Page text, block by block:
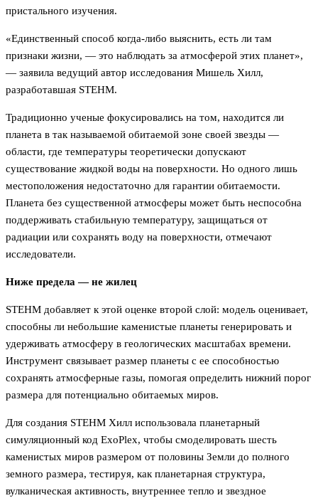
пристального изучения.
«Единственный способ когда-либо выяснить, есть ли там
признаки жизни, — это наблюдать за атмосферой этих планет»,
— заявила ведущий автор исследования Мишель Хилл,
разработавшая STEHM.
Традиционно ученые фокусировались на том, находится ли
планета в так называемой обитаемой зоне своей звезды —
области, где температуры теоретически допускают
существование жидкой воды на поверхности. Но одного лишь
местоположения недостаточно для гарантии обитаемости.
Планета без существенной атмосферы может быть неспособна
поддерживать стабильную температуру, защищаться от
радиации или сохранять воду на поверхности, отмечают
исследователи.
Ниже предела — не жилец
STEHM добавляет к этой оценке второй слой: модель оценивает,
способны ли небольшие каменистые планеты генерировать и
удерживать атмосферу в геологических масштабах времени.
Инструмент связывает размер планеты с ее способностью
сохранять атмосферные газы, помогая определить нижний порог
размера для потенциально обитаемых миров.
Для создания STEHM Хилл использовала планетарный
симуляционный код ExoPlex, чтобы смоделировать шесть
каменистых миров размером от половины Земли до полного
земного размера, тестируя, как планетарная структура,
вулканическая активность, внутреннее тепло и звездное